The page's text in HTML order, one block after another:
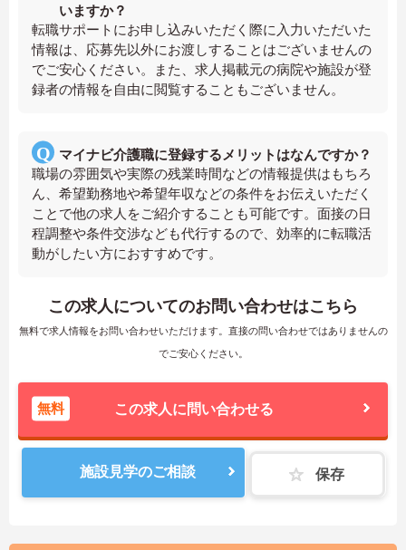
いますか？
転職サポートにお申し込みいただく際に入力いただいた
情報は、応募先以外にお渡しすることはございませんの
でご安心ください。また、求人掲載元の病院や施設が登
録者の情報を自由に閲覧することもございません。
マイナビ介護職に登録するメリットはなんですか？
職場の雰囲気や実際の残業時間などの情報提供はもちろ
ん、希望勤務地や希望年収などの条件をお伝えいただく
ことで他の求人をご紹介することも可能です。面接の日
程調整や条件交渉なども代行するので、効率的に転職活
動がしたい方におすすめです。
この求人についてのお問い合わせはこちら
無料で求人情報をお問い合わせいただけます。直接の問い合わせではありませんの
でご安心ください。
無料 この求人に問い合わせる
施設見学のご相談 保存